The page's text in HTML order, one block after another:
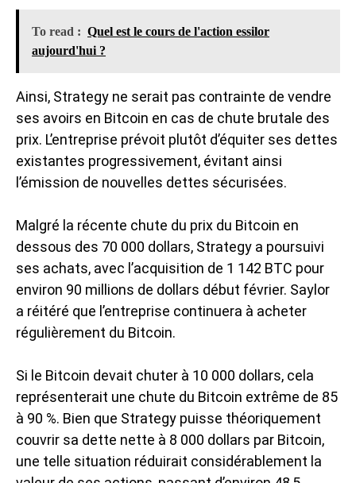
To read : Quel est le cours de l'action essilor
aujourd'hui ?
Ainsi, Strategy ne serait pas contrainte de vendre
ses avoirs en Bitcoin en cas de chute brutale des
prix. L’entreprise prévoit plutôt d’équiter ses dettes
existantes progressivement, évitant ainsi
l’émission de nouvelles dettes sécurisées.
Malgré la récente chute du prix du Bitcoin en
dessous des 70 000 dollars, Strategy a poursuivi
ses achats, avec l’acquisition de 1 142 BTC pour
environ 90 millions de dollars début février. Saylor
a réitéré que l’entreprise continuera à acheter
régulièrement du Bitcoin.
Si le Bitcoin devait chuter à 10 000 dollars, cela
représenterait une chute du Bitcoin extrême de 85
à 90 %. Bien que Strategy puisse théoriquement
couvrir sa dette nette à 8 000 dollars par Bitcoin,
une telle situation réduirait considérablement la